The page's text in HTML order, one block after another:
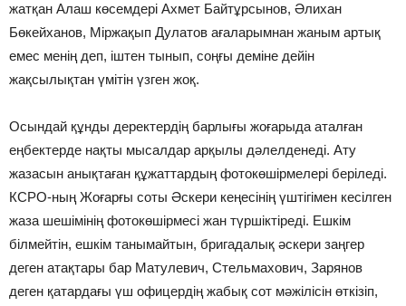
жатқан Алаш көсемдері Ахмет Байтұрсынов, Әлихан
Бөкейханов, Міржақып Дулатов ағаларымнан жаным артық
емес менің деп, іштен тынып, соңғы деміне дейін
жақсылықтан үмітін үзген жоқ.
Осындай құнды деректердің барлығы жоғарыда аталған
еңбектерде нақты мысал­дар арқылы дәлелденеді. Ату
жазасын анықтаған құжаттардың фотокөшірмелері беріледі.
КСРО-ның Жоғарғы соты Әскери кеңесінің үштігімен кесілген
жаза шеші­мінің фотокөшірмесі жан түршіктіреді. Ешкім
білмейтін, ешкім танымайтын, бригадалық әскери заңгер
деген атақтары бар Матулевич, Стельмахович, Зарянов
деген қатардағы үш офицердің жабық сот мәжілісін өткізіп,